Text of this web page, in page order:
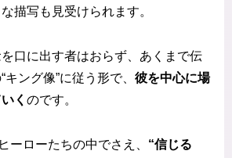
描写も見受けられます。
口に出す者はおらず、あくまで伝
ング像”に従う形で、 彼を中心に場
く のです。
ーローたちの中でさえ、 “信じる